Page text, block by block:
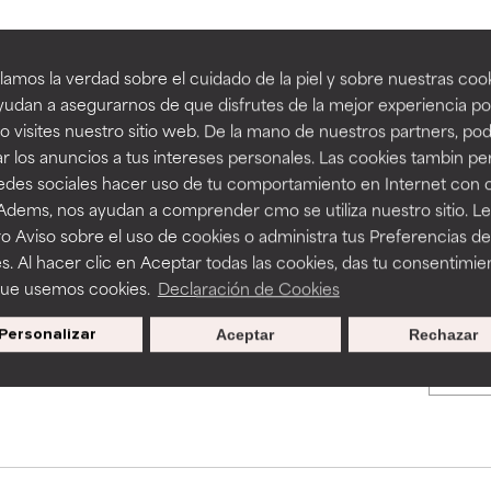
la verdad sobre el cuidado de la piel y sobre nuestras
a asegurarnos de que disfrutes de la mejor experiencia
visites nuestro sitio web. De la mano de nuestros partners,
los anuncios a tus intereses personales. Las cookies tambin
sociales hacer uso de tu comportamiento en Internet con
nos ayudan a comprender cmo se utiliza nuestro sitio.
Aviso sobre el uso de cookies o administra tus Preferencias de
Al hacer clic en Aceptar todas las cookies, das tu
usemos cookies. Declaración de Cookies
Personalizar Rechazar
Aceptar
BACK TO SEARCH
to assess ingredients in this dictionary. Regulations
tan beneficiosos como los de la categoría excelente, suelen ser
la estabilidad o la absorción de una fórmula.
ciertas limitaciones en cuanto a su apariencia, estabilidad o
básicos o que no cuentan con suficiente respaldo científico.
algunos beneficios se recomienda evitarlo por su
provocar efectos adversos como irritación, inflamación o
tan beneficiosos como los de la categoría excelente, suelen ser
la estabilidad o la absorción de una fórmula.
ciertas limitaciones en cuanto a su apariencia, estabilidad o
básicos o que no cuentan con suficiente respaldo científico.
algunos beneficios se recomienda evitarlo por su
provocar efectos adversos como irritación, inflamación o
Promociones exclusivas al